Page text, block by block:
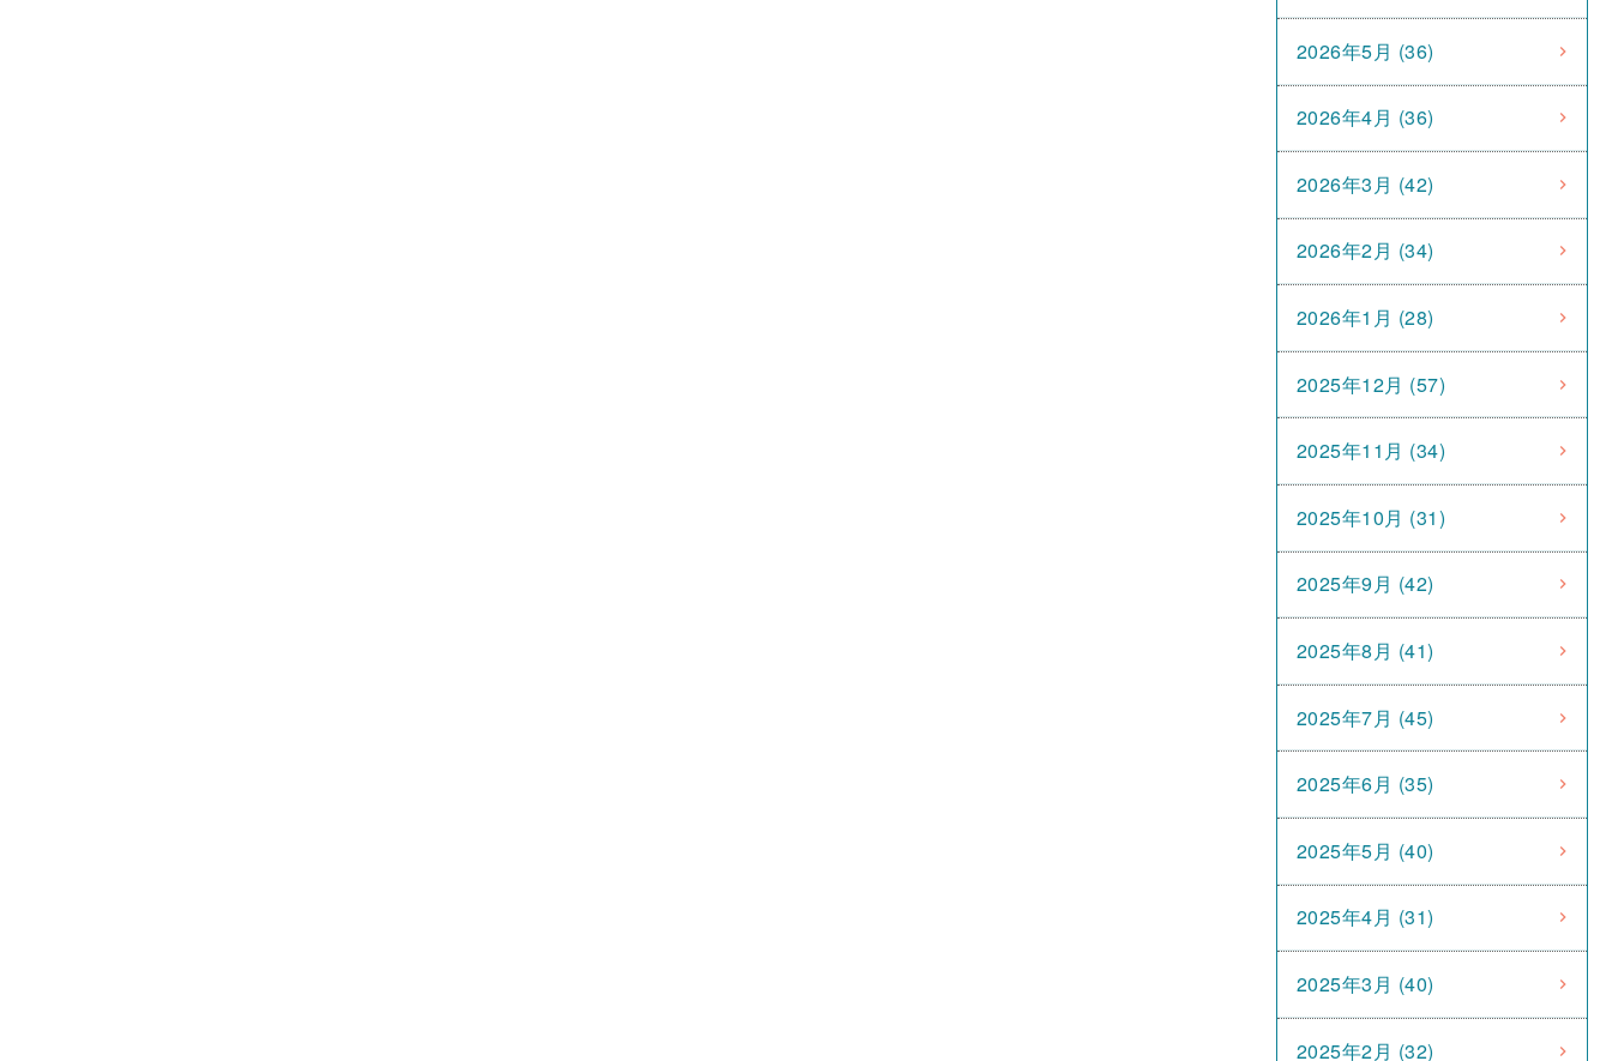
2026年5月 (36)
2026年4月 (36)
2026年3月 (42)
2026年2月 (34)
2026年1月 (28)
2025年12月 (57)
2025年11月 (34)
2025年10月 (31)
2025年9月 (42)
2025年8月 (41)
2025年7月 (45)
2025年6月 (35)
2025年5月 (40)
2025年4月 (31)
2025年3月 (40)
2025年2月 (32)